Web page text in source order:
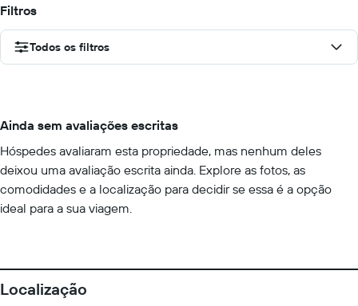
Filtros
Todos os filtros
Ainda sem avaliações escritas
Hóspedes avaliaram esta propriedade, mas nenhum deles
deixou uma avaliação escrita ainda. Explore as fotos, as
comodidades e a localização para decidir se essa é a opção
ideal para a sua viagem.
Localização